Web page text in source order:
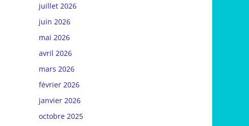
juillet 2026
juin 2026
mai 2026
avril 2026
mars 2026
février 2026
janvier 2026
octobre 2025